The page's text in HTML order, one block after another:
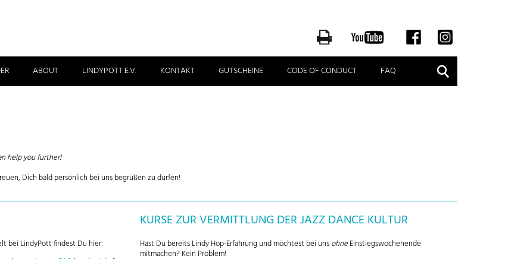
ABOUT LINDYPOTT E.V. KONTAKT GUTSCHEINE CODE OF CONDUCT FAQ Suche
help you further!
Dich bald persönlich bei uns begrüßen zu dürfen!
bei LindyPott findest Du hier:
KURSE ZUR VERMITTLUNG DER JAZZ DANCE KULTUR
Hast Du bereits Lindy Hop-Erfahrung und möchtest bei unsohneEinstiegswochenende
mitmachen? Kein Problem!